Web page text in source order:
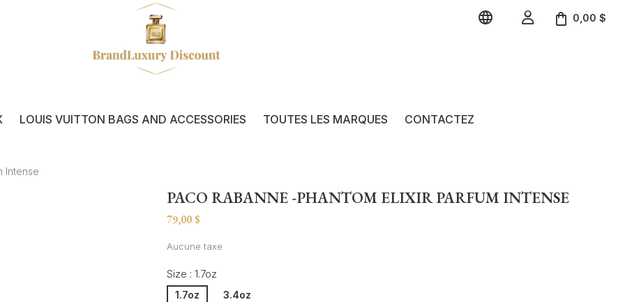
  0,00 $
LOUIS VUITTON BAGS AND ACCESSORIES TOUTES LES MARQUES CONTACTEZ
Intense
PACO RABANNE -PHANTOM ELIXIR PARFUM INTENSE
79,00 $
Aucune taxe
Size : 1.7oz
1.7oz 3.4oz